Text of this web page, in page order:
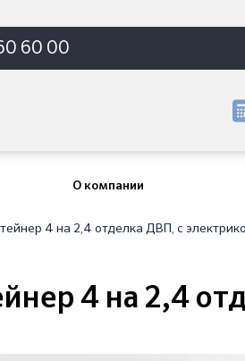
60 00
О компании
4 на 2,4 отделка ДВП, с
4 на 2,4